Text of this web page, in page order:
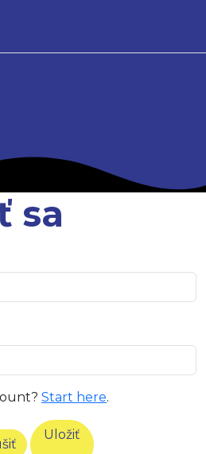
sa
Start here.
Uložiť